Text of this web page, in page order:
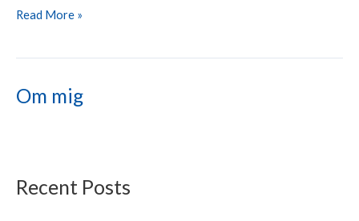
Read More »
Om mig
Recent Posts